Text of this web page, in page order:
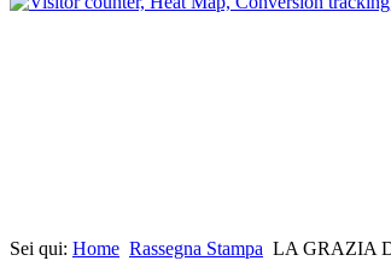
Sei qui: Home Rassegna Stampa LA GRAZIA